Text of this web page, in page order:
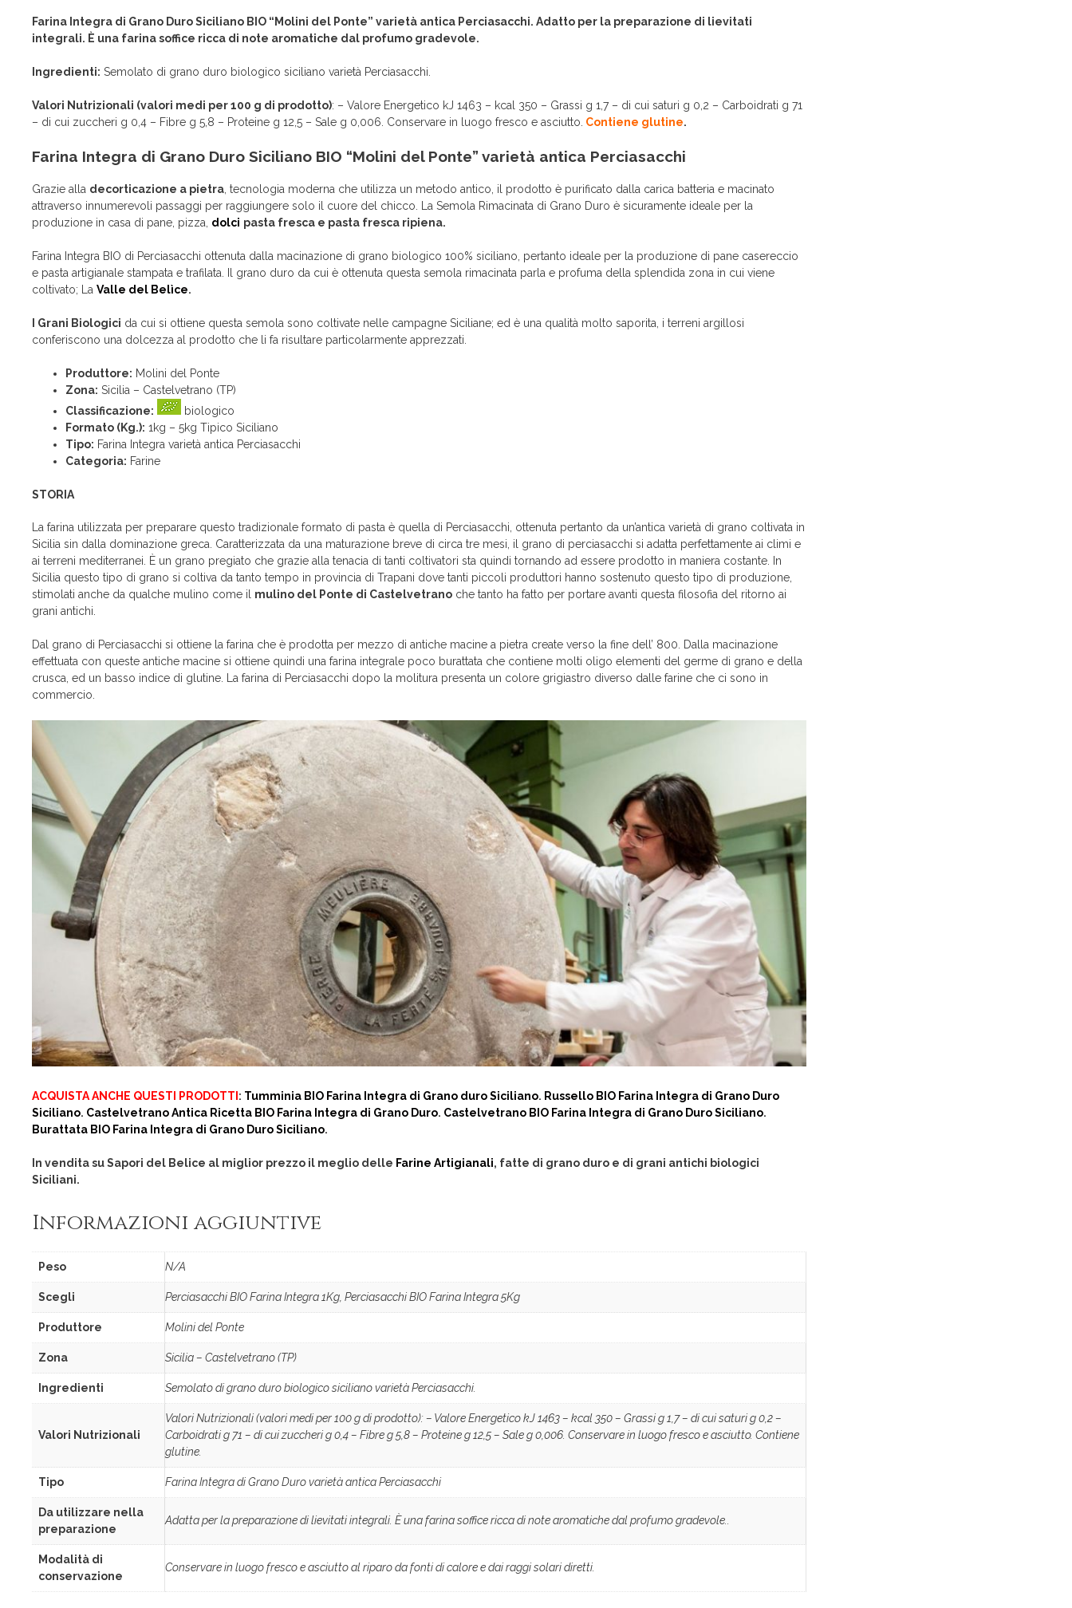
Farina Integra di Grano Duro Siciliano BIO “Molini del Ponte” varietà antica Perciasacchi. Adatto per la preparazione di lievitati
integrali. È una farina soffice ricca di note aromatiche dal profumo gradevole.
Ingredienti: Semolato di grano duro biologico siciliano varietà Perciasacchi.
Valori Nutrizionali (valori medi per 100 g di prodotto): – Valore Energetico kJ 1463 – kcal 350 – Grassi g 1,7 – di cui saturi g 0,2 – Carboidrati g 71
– di cui zuccheri g 0,4 – Fibre g 5,8 – Proteine g 12,5 – Sale g 0,006. Conservare in luogo fresco e asciutto. Contiene glutine.
Farina Integra di Grano Duro Siciliano BIO “Molini del Ponte” varietà antica Perciasacchi
Grazie alla decorticazione a pietra , tecnologia moderna che utilizza un metodo antico, il prodotto è purificato dalla carica batteria e macinato
attraverso innumerevoli passaggi per raggiungere solo il cuore del chicco. La Semola Rimacinata di Grano Duro è sicuramente ideale per la
produzione in casa di pane, pizza, dolci pasta fresca e pasta fresca ripiena.
Farina Integra BIO di Perciasacchi ottenuta dalla macinazione di grano biologico 100% siciliano, pertanto ideale per la produzione di pane casereccio
e pasta artigianale stampata e trafilata. Il grano duro da cui è ottenuta questa semola rimacinata parla e profuma della splendida zona in cui viene
coltivato; La Valle del Belìce.
I Grani Biologici da cui si ottiene questa semola sono coltivate nelle campagne Siciliane; ed è una qualità molto saporita, i terreni argillosi
conferiscono una dolcezza al prodotto che li fa risultare particolarmente apprezzati.
Produttore: Molini del Ponte
Zona: Sicilia – Castelvetrano (TP)
Classificazione:
biologico
Formato (Kg.): 1kg – 5kg Tipico Siciliano
Tipo: Farina Integra varietà antica Perciasacchi
Categoria: Farine
STORIA
La farina utilizzata per preparare questo tradizionale formato di pasta è quella di Perciasacchi, ottenuta pertanto da un’antica varietà di grano coltivata in
Sicilia sin dalla dominazione greca. Caratterizzata da una maturazione breve di circa tre mesi, il grano di perciasacchi si adatta perfettamente ai climi e
ai terreni mediterranei. È un grano pregiato che grazie alla tenacia di tanti coltivatori sta quindi tornando ad essere prodotto in maniera costante. In
Sicilia questo tipo di grano si coltiva da tanto tempo in provincia di Trapani dove tanti piccoli produttori hanno sostenuto questo tipo di produzione,
stimolati anche da qualche mulino come il mulino del Ponte di Castelvetrano che tanto ha fatto per portare avanti questa filosofia del ritorno ai
grani antichi.
Dal grano di Perciasacchi si ottiene la farina che è prodotta per mezzo di antiche macine a pietra create verso la fine dell’ 800. Dalla macinazione
effettuata con queste antiche macine si ottiene quindi una farina integrale poco burattata che contiene molti oligo elementi del germe di grano e della
crusca, ed un basso indice di glutine. La farina di Perciasacchi dopo la molitura presenta un colore grigiastro diverso dalle farine che ci sono in
commercio.
ACQUISTA ANCHE QUESTI PRODOTTI : Tumminia BIO Farina Integra di Grano duro Siciliano. Russello BIO Farina Integra di Grano Duro
Siciliano. Castelvetrano Antica Ricetta BIO Farina Integra di Grano Duro. Castelvetrano BIO Farina Integra di Grano Duro Siciliano.
Burattata BIO Farina Integra di Grano Duro Siciliano.
In vendita su Sapori del Belice al miglior prezzo il meglio delle Farine Artigianali, fatte di grano duro e di grani antichi biologici
Siciliani.
Informazioni aggiuntive
Peso N/A
Scegli Perciasacchi BIO Farina Integra 1Kg, Perciasacchi BIO Farina Integra 5Kg
Produttore Molini del Ponte
Zona Sicilia – Castelvetrano (TP)
Ingredienti Semolato di grano duro biologico siciliano varietà Perciasacchi.
Valori Nutrizionali
Valori Nutrizionali (valori medi per 100 g di prodotto): – Valore Energetico kJ 1463 – kcal 350 – Grassi g 1,7 – di cui saturi g 0,2 –
Carboidrati g 71 – di cui zuccheri g 0,4 – Fibre g 5,8 – Proteine g 12,5 – Sale g 0,006. Conservare in luogo fresco e asciutto. Contiene
glutine.
Tipo Farina Integra di Grano Duro varietà antica Perciasacchi
Da utilizzare nella
preparazione
Adatta per la preparazione di lievitati integrali. È una farina soffice ricca di note aromatiche dal profumo gradevole..
Modalità di
conservazione
Conservare in luogo fresco e asciutto al riparo da fonti di calore e dai raggi solari diretti.